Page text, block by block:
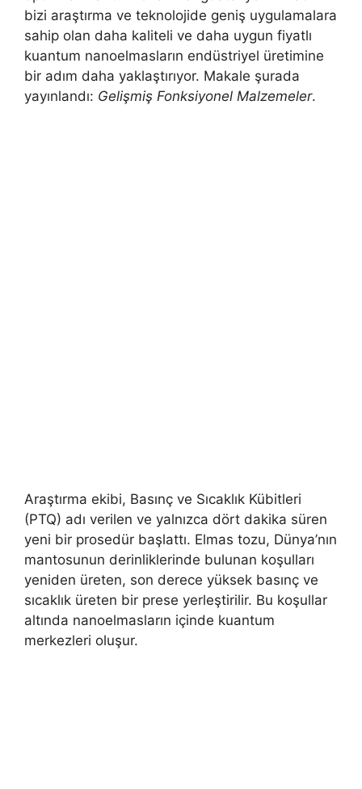
bizi araştırma ve teknolojide geniş uygulamalara
sahip olan daha kaliteli ve daha uygun fiyatlı
kuantum nanoelmasların endüstriyel üretimine
bir adım daha yaklaştırıyor. Makale şurada
yayınlandı: Gelişmiş Fonksiyonel Malzemeler.
Araştırma ekibi, Basınç ve Sıcaklık Kübitleri
(PTQ) adı verilen ve yalnızca dört dakika süren
yeni bir prosedür başlattı. Elmas tozu, Dünya’nın
mantosunun derinliklerinde bulunan koşulları
yeniden üreten, son derece yüksek basınç ve
sıcaklık üreten bir prese yerleştirilir. Bu koşullar
altında nanoelmasların içinde kuantum
merkezleri oluşur.